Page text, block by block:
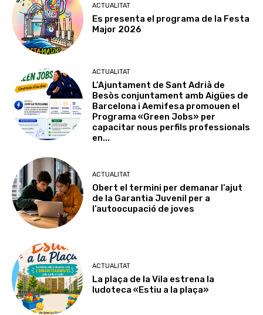
ACTUALITAT
Es presenta el programa de la Festa
Major 2026
ACTUALITAT
L’Ajuntament de Sant Adrià de
Besòs conjuntament amb Aigües de
Barcelona i Aemifesa promouen el
Programa «Green Jobs» per
capacitar nous perfils professionals
en...
ACTUALITAT
Obert el termini per demanar l’ajut
de la Garantia Juvenil per a
l’autoocupació de joves
ACTUALITAT
La plaça de la Vila estrena la
ludoteca «Estiu a la plaça»